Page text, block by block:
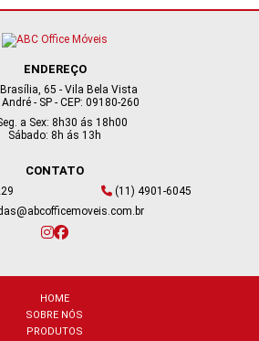
ENDEREÇO
65 - Vila Bela Vista
- SP - CEP: 09180-260
a Sex: 8h30 ás 18h00
Sábado: 8h ás 13h
CONTATO
(11) 4901-6045
HOME
SOBRE NÓS
PRODUTOS